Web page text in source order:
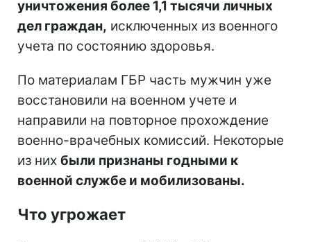
уничтожения более 1,1 тысячи личных
дел граждан, исключенных из военного
учета по состоянию здоровья.
По материалам ГБР часть мужчин уже
восстановили на военном учете и
направили на повторное прохождение
военно-врачебных комиссий. Некоторые
из них были признаны годными к
военной службе и мобилизованы.
Что угрожает